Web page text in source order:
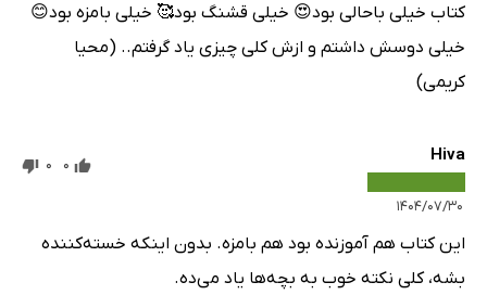
کتاب خیلی باحالی بود😍 خیلی قشنگ بود🥰 خیلی بامزه بود😊
خیلی دوسش داشتم و ازش کلی چیزی یاد گرفتم.. (محیا
کریمی)
Hiva
۱۴۰۴/۰۷/۳۰
0
0
این کتاب هم آموزنده بود هم بامزه. بدون اینکه خسته‌کننده
بشه، کلی نکته خوب به بچه‌ها یاد می‌ده.